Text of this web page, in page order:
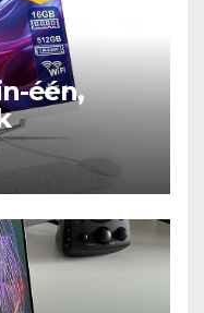
één,